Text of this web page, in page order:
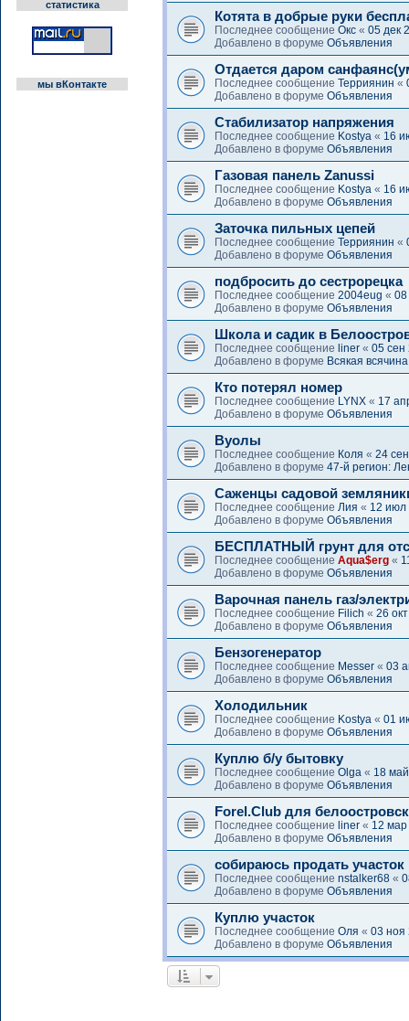
статистика
мы вКонтакте
Котята в добрые руки
Последнее сообщение Окс « 05 дек
Добавлено в форуме Объявления
Отдается даром
Последнее сообщение Терриянин «
Добавлено в форуме Объявления
Стабилизатор напряжения
Последнее сообщение Kostya « 16
Добавлено в форуме Объявления
Газовая панель Zanussi
Последнее сообщение Kostya « 16
Добавлено в форуме Объявления
Заточка пильных цепей
Последнее сообщение Терриянин «
Добавлено в форуме Объявления
подбросить до сестрорецка
Последнее сообщение 2004eug « 08
Добавлено в форуме Объявления
Школа и садик в
Последнее сообщение liner « 05 сен
Добавлено в форуме Всякая всячина
Кто потерял номер
Последнее сообщение LYNX « 17
Добавлено в форуме Объявления
Вуолы
Последнее сообщение Коля « 24
Добавлено в форуме 47-й регион:
Саженцы садовой
Последнее сообщение Лия « 12 июл
Добавлено в форуме Объявления
БЕСПЛАТНЫЙ грунт для
Последнее сообщение Aqua$erg «
Добавлено в форуме Объявления
Варочная панель газ/
Последнее сообщение Filich « 26
Добавлено в форуме Объявления
Бензогенератор
Последнее сообщение Messer « 03
Добавлено в форуме Объявления
Холодильник
Последнее сообщение Kostya « 01
Добавлено в форуме Объявления
Куплю б/у бытовку
Последнее сообщение Olga « 18
Добавлено в форуме Объявления
Forel.Club для
Последнее сообщение liner « 12
Добавлено в форуме Объявления
собираюсь продать участок
Последнее сообщение nstalker68 «
Добавлено в форуме Объявления
Куплю участок
Последнее сообщение Оля « 03 ноя
Добавлено в форуме Объявления